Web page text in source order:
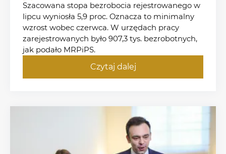
Szacowana stopa bezrobocia rejestrowanego w
lipcu wyniosła 5,9 proc. Oznacza to minimalny
wzrost wobec czerwca. W urzędach pracy
zarejestrowanych było 907,3 tys. bezrobotnych,
jak podało MRPiPS.
Czytaj dalej